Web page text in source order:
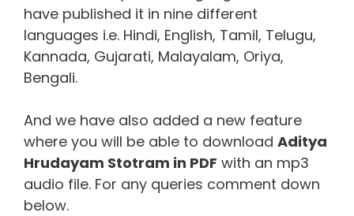
have published it in nine different
languages i.e. Hindi, English, Tamil, Telugu,
Kannada, Gujarati, Malayalam, Oriya,
Bengali.
And we have also added a new feature
where you will be able to download Aditya
Hrudayam Stotram in PDF with an mp3
audio file. For any queries comment down
below.